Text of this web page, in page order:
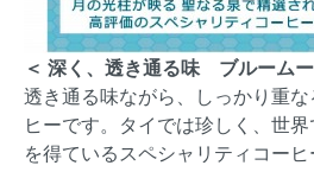
＜ 深く、透き通る味 ブルーム
透き通る味ながら、しっかり重
ヒーです。タイでは珍しく、世
を得ているスペシャリティコーヒ